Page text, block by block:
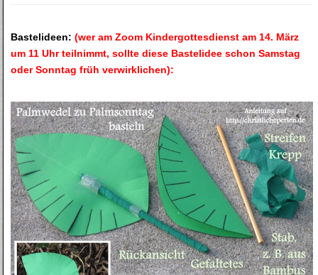
Bastelideen:(wer am Zoom Kindergottesdienst am 14. März
um 11 Uhr teilnimmt, sollte diese Bastelidee schon Samstag
oder Sonntag früh verwirklichen):